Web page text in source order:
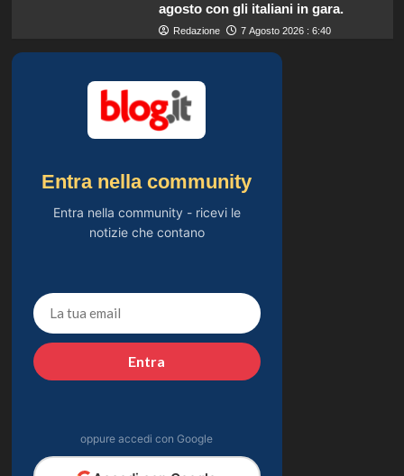
agosto con gli italiani in gara.
Redazione 7 Agosto 2026 : 6:40
Entra nella community
Entra nella community - ricevi le
notizie che contano
Entra
oppure accedi con Google